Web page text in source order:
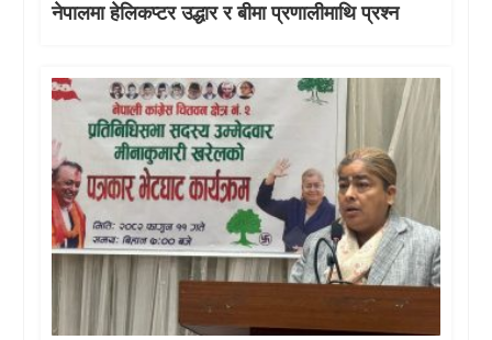
नेपालमा हेलिकप्टर उद्धार र बीमा प्रणालीमाथि प्रश्न